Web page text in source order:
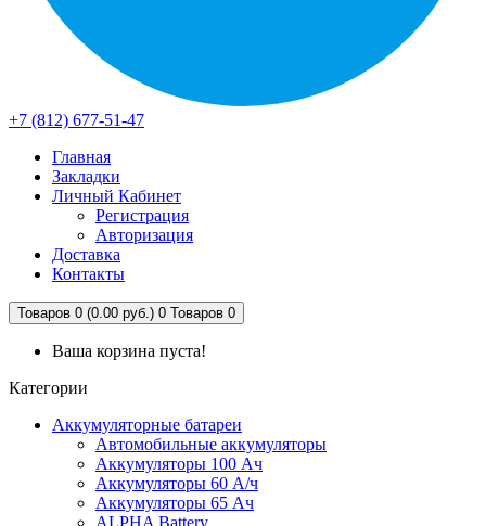
+7 (812) 677-51-47
Главная
Закладки
Личный Кабинет
Регистрация
Авторизация
Доставка
Контакты
Товаров 0 (0.00 руб.) 0 Товаров 0
Ваша корзина пуста!
Категории
Аккумуляторные батареи
Автомобильные аккумуляторы
Аккумуляторы 100 Ач
Аккумуляторы 60 А/ч
Аккумуляторы 65 Ач
ALPHA Battery